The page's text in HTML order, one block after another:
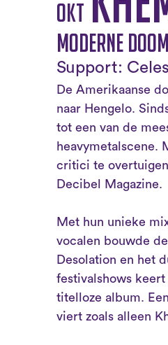
okt
Moderne
Support:
De Amerikaanse
naar Hengelo.
tot een van de
heavymetalscene.
critici te
Decibel Magazine.
Met hun unieke
vocalen bouwde
Desolation en het
festivalshows
titelloze album.
viert zoals alleen